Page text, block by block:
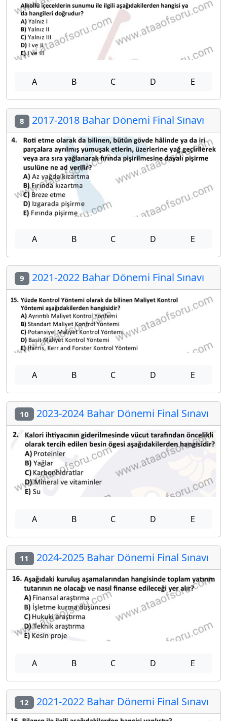
A B C D E
8 2017-2018 Bahar Dönemi Final Sınavı
A B C D E
9 2021-2022 Bahar Dönemi Final Sınavı
A B C D E
10 2023-2024 Bahar Dönemi Final Sınavı
A B C D E
11 2024-2025 Bahar Dönemi Final Sınavı
A B C D E
12 2021-2022 Bahar Dönemi Final Sınavı